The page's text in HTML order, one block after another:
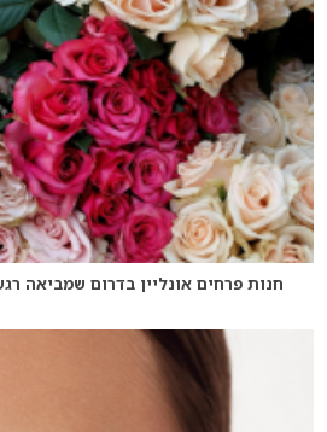
חנות פרחים אונליין בדרום שמביאה